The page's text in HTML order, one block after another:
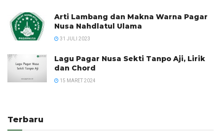
Arti Lambang dan Makna Warna Pagar
Nusa Nahdlatul Ulama
31 JULI 2023
Lagu Pagar Nusa Sekti Tanpo Aji, Lirik
dan Chord
15 MARET 2024
Terbaru